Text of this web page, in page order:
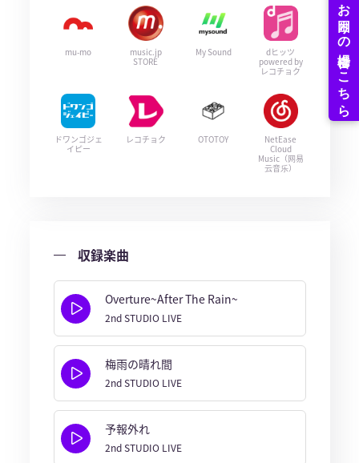
mu-mo
music.jp
STORE
My Sound
dヒッツ
powered by
レコチョク
ドワンゴジェ
イピー
レコチョク OTOTOY
NetEase
Cloud
Music（网易
云音乐）
収録楽曲
Overture~After The Rain~
2nd STUDIO LIVE
梅雨の晴れ間
2nd STUDIO LIVE
予報外れ
2nd STUDIO LIVE